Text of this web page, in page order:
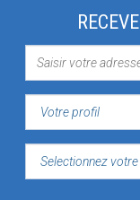
VOTRE
PROFIL